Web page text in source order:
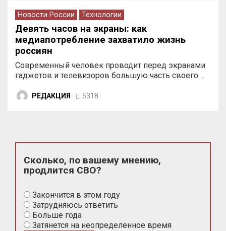
Новости России Технологии
Девять часов на экраны: как
медиапотребление захватило жизнь
россиян
Современный человек проводит перед экранами
гаджетов и телевизоров большую часть своего…
РЕДАКЦИЯ 5318
Сколько, по вашему мнению,
продлится СВО?
Закончится в этом году
Затрудняюсь ответить
Больше года
Затянется на неопределённое время